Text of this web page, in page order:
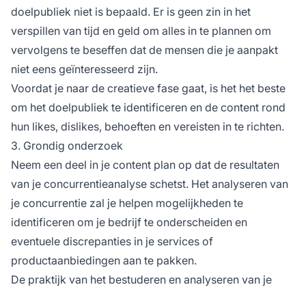
doelpubliek niet is bepaald. Er is geen zin in het
verspillen van tijd en geld om alles in te plannen om
vervolgens te beseffen dat de mensen die je aanpakt
niet eens geïnteresseerd zijn.
Voordat je naar de creatieve fase gaat, is het het beste
om het doelpubliek te identificeren en de content rond
hun likes, dislikes, behoeften en vereisten in te richten.
3. Grondig onderzoek
Neem een deel in je content plan op dat de resultaten
van je concurrentieanalyse schetst. Het analyseren van
je concurrentie zal je helpen mogelijkheden te
identificeren om je bedrijf te onderscheiden en
eventuele discrepanties in je services of
productaanbiedingen aan te pakken.
De praktijk van het bestuderen en analyseren van je